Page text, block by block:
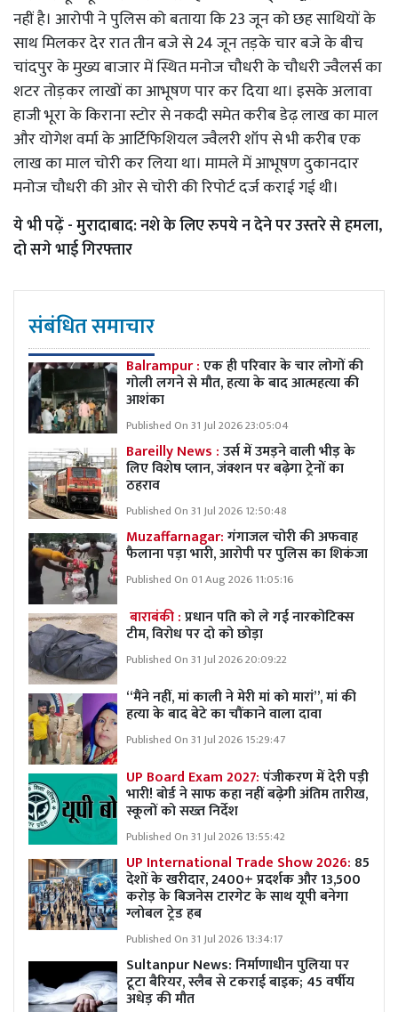
नहीं है। आरोपी ने पुलिस को बताया कि 23 जून को छह साथियों के
साथ मिलकर देर रात तीन बजे से 24 जून तड़के चार बजे के बीच
चांदपुर के मुख्य बाजार में स्थित मनोज चौधरी के चौधरी ज्वैलर्स का
शटर तोड़कर लाखों का आभूषण पार कर दिया था। इसके अलावा
हाजी भूरा के किराना स्टोर से नकदी समेत करीब डेढ़ लाख का माल
और योगेश वर्मा के आर्टिफिशियल ज्वैलरी शॉप से भी करीब एक
लाख का माल चोरी कर लिया था। मामले में आभूषण दुकानदार
मनोज चौधरी की ओर से चोरी की रिपोर्ट दर्ज कराई गई थी।
ये भी पढ़ें -मुरादाबाद: नशे के लिए रुपये न देने पर उस्तरे से हमला,
दो सगे भाई गिरफ्तार
संबंधित समाचार
Balrampur :एक ही परिवार के चार लोगों की
गोली लगने से मौत, हत्या के बाद आत्महत्या की
आशंका
Published On 31 Jul 2026 23:05:04
Bareilly News :उर्स में उमड़ने वाली भीड़ के
लिए विशेष प्लान, जंक्शन पर बढ़ेगा ट्रेनों का
ठहराव
Published On 31 Jul 2026 12:50:48
Muzaffarnagar:गंगाजल चोरी की अफवाह
फैलाना पड़ा भारी, आरोपी पर पुलिस का शिकंजा
Published On 01 Aug 2026 11:05:16
बाराबंकी :प्रधान पति को ले गई नारकोटिक्स
टीम, विरोध पर दो को छोड़ा
Published On 31 Jul 2026 20:09:22
“मैंने नहीं, मां काली ने मेरी मां को मारां”, मां की
हत्या के बाद बेटे का चौंकाने वाला दावा
Published On 31 Jul 2026 15:29:47
UP Board Exam 2027:पंजीकरण में देरी पड़ी
भारी! बोर्ड ने साफ कहा नहीं बढ़ेगी अंतिम तारीख,
स्कूलों को सख्त निर्देश
Published On 31 Jul 2026 13:55:42
UP International Trade Show 2026: 85
देशों के खरीदार, 2400+ प्रदर्शक और 13,500
करोड़ के बिजनेस टारगेट के साथ यूपी बनेगा
ग्लोबल ट्रेड हब
Published On 31 Jul 2026 13:34:17
Sultanpur News: निर्माणाधीन पुलिया पर
टूटा बैरियर, स्लैब से टकराई बाइक; 45 वर्षीय
अधेड़ की मौत